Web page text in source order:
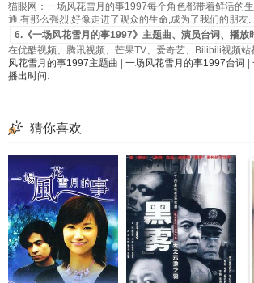
猫眼网：一场风花雪月的事1997每个角色都带着鲜活的
通,有那么强烈,好像走进了观众的生命,成为了我们的朋友.
6.《一场风花雪月的事1997》主题曲、演员台词、播放
在优酷视频、腾讯视频、芒果TV、爱奇艺、Bilibili视频站
风花雪月的事1997主题曲
一场风花雪月的事1997台词
播出时间 .
猜你喜欢